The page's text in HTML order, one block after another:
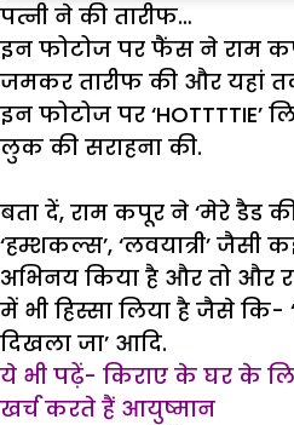
पत्नी ने की तारीफ…
इन फोटोज पर फैंस ने राम
जमकर तारीफ की और यहां
इन फोटोज पर
लुक की सराहना की.
बता दें, राम कपूर ने ‘मेरे डैड की
‘हम्शकल्स’, ‘लवयात्री’ जैसी
अभिनय किया है और तो और
में भी हिस्सा लिया है जैसे कि-
दिखला जा’ आदि.
ये भी पढ़ें- किराए के घर के
खर्च करते हैं आयुष्मान